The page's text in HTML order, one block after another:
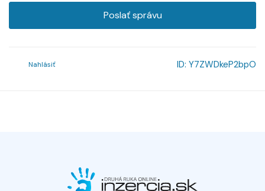
Poslať správu
Nahlásiť ID: Y7ZWDkeP2bpO